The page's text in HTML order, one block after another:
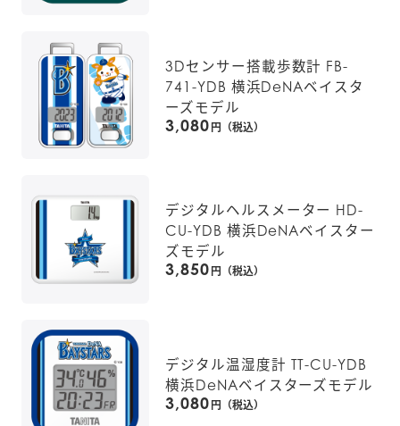
3Dセンサー搭載歩数計 FB-
741-YDB 横浜DeNAベイスタ
ーズモデル
3,080 円（税込）
デジタルヘルスメーター HD-
CU-YDB 横浜DeNAベイスター
ズモデル
3,850 円（税込）
デジタル温湿度計 TT-CU-YDB
横浜DeNAベイスターズモデル
3,080 円（税込）